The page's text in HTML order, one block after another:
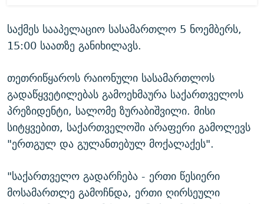
საქმეს სააპელაციო სასამართლო 5 ნოემბერს,
15:00 საათზე განიხილავს.
თეთრიწყაროს რაიონული სასამართლოს
გადაწყვეტილებას გამოეხმაურა საქართველოს
პრეზიდენტი, სალომე ზურაბიშვილი. მისი
სიტყვებით, საქართველოში არაფერი გამოლევს
"ერთგულ და გულანთებულ მოქალაქეს".
"საქართველო გადარჩება - ერთი წესიერი
მოსამართლე გამოჩნდა, ერთი ღირსეული